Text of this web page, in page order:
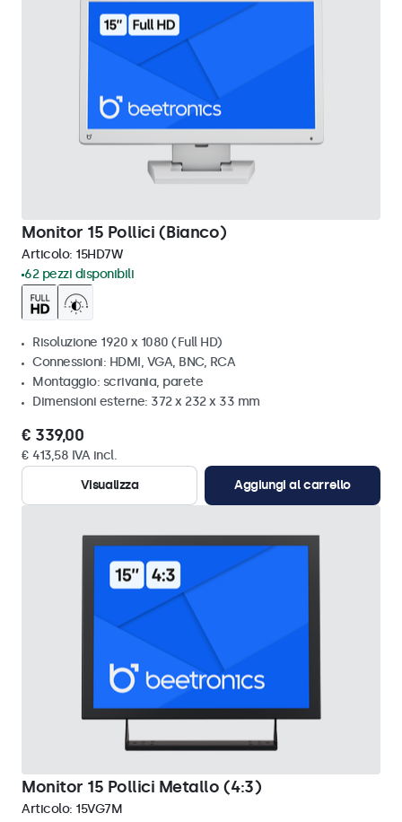
Monitor 15 Pollici (Bianco)
Articolo: 15HD7W
62 pezzi disponibili
Risoluzione 1920 x 1080 (Full HD)
Connessioni: HDMI, VGA, BNC, RCA
Montaggio: scrivania, parete
Dimensioni esterne: 372 x 232 x 33 mm
€ 339,00
€ 413,58 IVA incl.
Visualizza
Aggiungi al carrello
Monitor 15 Pollici Metallo (4:3)
Articolo: 15VG7M